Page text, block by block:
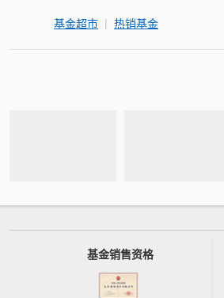
基金超市 | 热销基金
基金销售资格